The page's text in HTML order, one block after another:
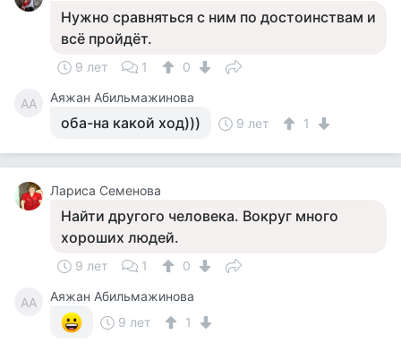
Нужно сравняться с ним по достоинствам и
всё пройдёт.
9 лет 1 0
АА Аяжан Абильмажинова
оба-на какой ход))) 9 лет 1
Лариса Семенова
Найти другого человека. Вокруг много
хороших людей.
9 лет 1 0
АА
Аяжан Абильмажинова
9 лет
1